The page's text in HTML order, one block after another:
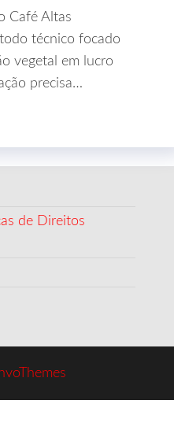
Café Altas
técnico focado
vegetal em lucro
precisa…
de Direitos